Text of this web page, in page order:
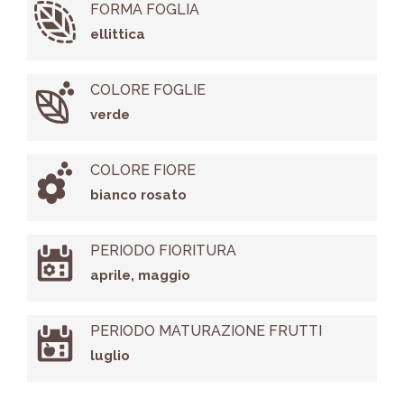
FORMA FOGLIA
ellittica
COLORE FOGLIE
verde
COLORE FIORE
bianco rosato
PERIODO FIORITURA
aprile, maggio
PERIODO MATURAZIONE FRUTTI
luglio